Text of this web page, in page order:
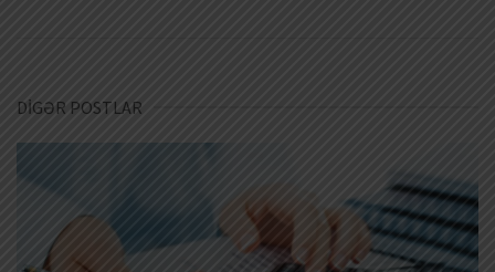
DİGƏR POSTLAR